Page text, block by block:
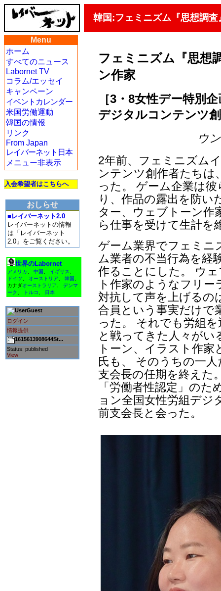
韓国:フェミニズム『思想調
Menu
ホーム
すべてのニュース
Labornet TV
コラム/エッセイ
キャンペーン
イベントカレンダー
米国労働運動
韓国の情報
リンク
From Japan
レイバーネット日本
メニュー非表示
入会希望者はこちらへ
おしらせ
■レイバーネット2.0
レイバーネットの情報
は「レイバーネット
2.0」をご覧ください。
世界のLabornet
アメリカ 中国 イギリス
ドイツ
オーストリア 韓国
カナダオーストラリア
デンマ
ーク
トルコ 日本
Guest
ログイン
情報提供
1615613908644St...
Status: published
View
フェミニズム『思想
ン作家
［3・8女性デー特別
デジタルコンテンツ
ウ
2年前、フェミニズム
ンテンツ創作者たちは
った。 ゲーム企業は
り、作品の露出を防い
ター、ウェブトーン作
ら仕事を受けて生計を
ゲーム業界でフェミニ
ム業者の不当行為を経
作ることにした。 ウ
ト作家のようなフリ
対抗して声を上げるの
合員という事実だけで
った。 それでも労組
と戦ってきた人々がい
トーン、イラスト作
氏も、 そのうちの一
支会長の任期を終えた
「労働者性認定」の
ョン全国女性労組デジ
前支会長と会った。